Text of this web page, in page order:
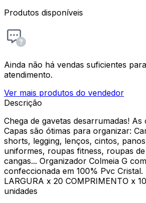
Produtos disponíveis
Ainda não há vendas suficientes
atendimento.
Ver mais produtos do vendedor
Descrição
Chega de gavetas desarrumadas! As
Capas são ótimas para organizar:
shorts, legging, lenços, cintos,
uniformes, roupas fitness, roupas
cangas... Organizador Colmeia G
confeccionada em 100% Pvc Cristal.
LARGURA x 20 COMPRIMENTO x
unidades